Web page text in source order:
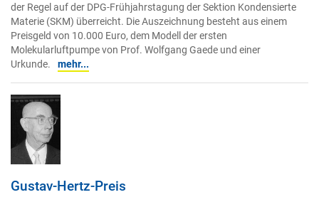
der Regel auf der DPG-Frühjahrstagung der Sektion Kondensierte
Materie (SKM) überreicht. Die Auszeichnung besteht aus einem
Preisgeld von 10.000 Euro, dem Modell der ersten
Molekularluftpumpe von Prof. Wolfgang Gaede und einer
Urkunde.
mehr...
Gustav-Hertz-Preis